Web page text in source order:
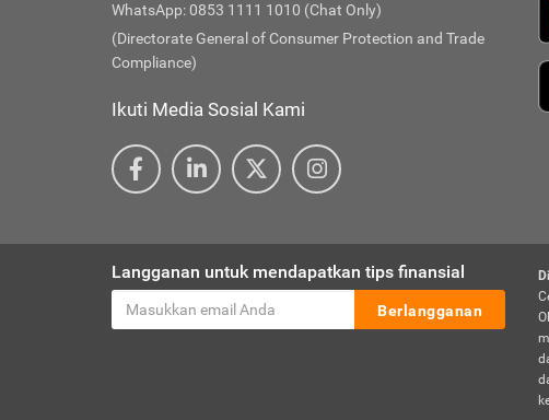
WhatsApp: 0853 1111 1010 (Chat Only)
(Directorate General of Consumer Protection and Trade
Compliance)
Ikuti Media Sosial Kami
Langganan untuk mendapatkan tips finansial
Berlangganan